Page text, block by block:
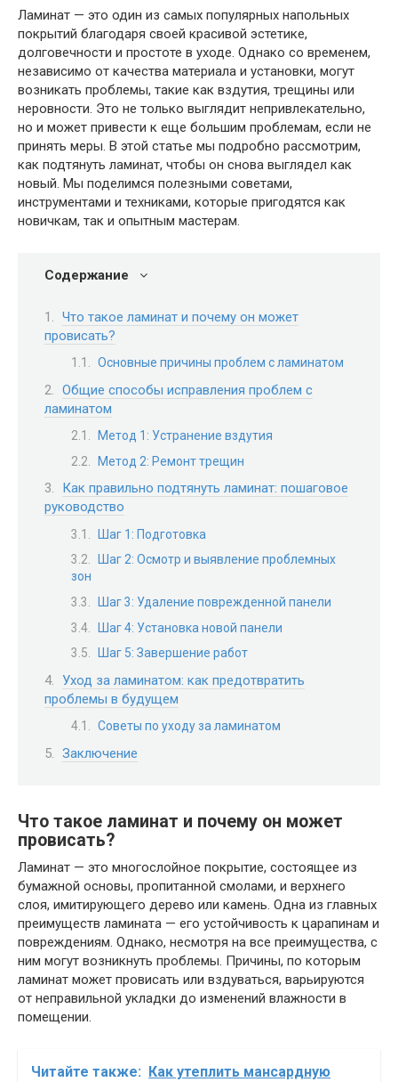
Ламинат — это один из самых популярных напольных
покрытий благодаря своей красивой эстетике,
долговечности и простоте в уходе. Однако со временем,
независимо от качества материала и установки, могут
возникать проблемы, такие как вздутия, трещины или
неровности. Это не только выглядит непривлекательно,
но и может привести к еще большим проблемам, если не
принять меры. В этой статье мы подробно рассмотрим,
как подтянуть ламинат, чтобы он снова выглядел как
новый. Мы поделимся полезными советами,
инструментами и техниками, которые пригодятся как
новичкам, так и опытным мастерам.
Содержание
Что такое ламинат и почему он может
провисать?
Основные причины проблем с ламинатом
Общие способы исправления проблем с
ламинатом
Метод 1: Устранение вздутия
Метод 2: Ремонт трещин
Как правильно подтянуть ламинат: пошаговое
руководство
Шаг 1: Подготовка
Шаг 2: Осмотр и выявление проблемных
зон
Шаг 3: Удаление поврежденной панели
Шаг 4: Установка новой панели
Шаг 5: Завершение работ
Уход за ламинатом: как предотвратить
проблемы в будущем
Советы по уходу за ламинатом
Заключение
Что такое ламинат и почему он может
провисать?
Ламинат — это многослойное покрытие, состоящее из
бумажной основы, пропитанной смолами, и верхнего
слоя, имитирующего дерево или камень. Одна из главных
преимуществ ламината — его устойчивость к царапинам и
повреждениям. Однако, несмотря на все преимущества, с
ним могут возникнуть проблемы. Причины, по которым
ламинат может провисать или вздуваться, варьируются
от неправильной укладки до изменений влажности в
помещении.
Читайте также: Как утеплить мансардную